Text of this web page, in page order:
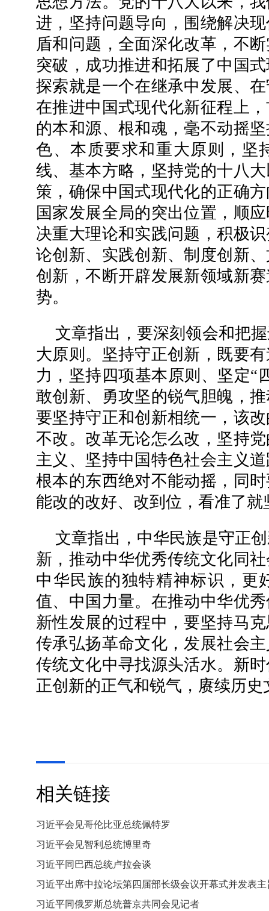
进，坚持问题导向，围绕解决
盾和问题，全面深化改革，不
突破，成功推进和拓展了中国
探索就是一个在继承中发展、
在推进中国式现代化新征程上
的本和源、根和魂，毫不动摇
色、本质要求和重大原则，坚
线、基本方略，坚持党的十八
策，确保中国式现代化的正确
国家发展全局的突出位置，顺
决重大理论和实践问题，积极
论创新、实践创新、制度创新
创新，不断开辟发展新领域新
势。
文章指出，要深刻领会和把
大原则。坚持守正创新，既要
力，坚持四项基本原则、坚定“
敢创新、勇攻坚的锐气胆魄，
要坚持守正和创新相统一，该
不改。改革无论怎么改，坚持
主义、坚持中国特色社会主义
根本的东西绝对不能动摇，同
能改的改好、改到位，看准了就
文章指出，中华民族是守正
新，推动中华优秀传统文化同
中华民族的独特精神标识，更
值、中国力量。在推动中华优
新性发展的过程中，要坚持马
传承弘扬革命文化，发展社会
传统文化中寻找源头活水。新
正创新的正气和锐气，赓续历
相关链接
习近平会见哥伦比亚总统佩特罗
习近平会见智利总统博里奇
习近平同巴西总统卢拉会谈
习近平出席中拉论坛第四届部长级会议开幕式并发表主
习近平同俄罗斯总统普京共同会见记者